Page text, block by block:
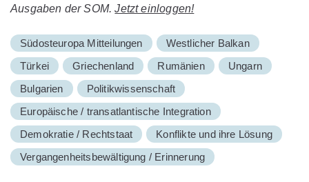
Ausgaben der SOM.Jetzt einloggen!
Südosteuropa Mitteilungen
Westlicher Balkan
Türkei
Griechenland Rumänien
Ungarn
Bulgarien
Politikwissenschaft
Europäische / transatlantische Integration
Demokratie / Rechtstaat
Konflikte und ihre Lösung
Vergangenheitsbewältigung / Erinnerung